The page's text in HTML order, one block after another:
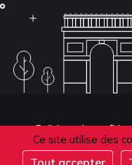
Ce site utilise des
Tout accepter
Politique de